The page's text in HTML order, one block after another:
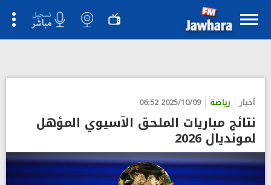
دارت أمس الأربعاء مباراتان ضمن الملحق الآسيوي المؤهل إلى نهائيات
أخبار رياضة 2025/10/09 06:52
نتائج مباريات الملحق الآسيوي المؤهل
لمونديال 2026